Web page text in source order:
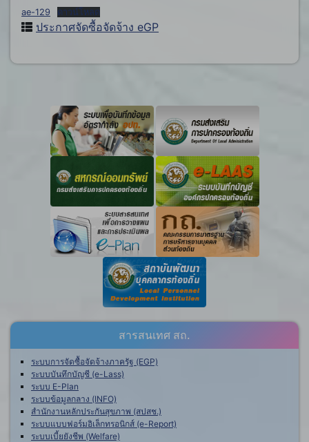
ae-129
ดาวน์โหลด
ประกาศจัดซื้อจัดจ้าง eGP
สารสนเทศ สถ.
ระบบการจัดซื้อจัดจ้างภาครัฐ (EGP)
ระบบบันทึกบัญชี (e-Lass)
ระบบ E-Plan
ระบบข้อมูลกลาง (INFO)
สำนักงานหลักประกันสุขภาพ (สปสช.)
ระบบแบบฟอร์มอิเล็กทรอนิกส์ (e-Report)
ระบบเบี้ยยังชีพ (Welfare)